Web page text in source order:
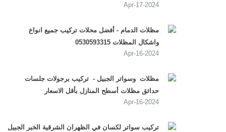
2024-Apr-17
مظلات الدمام - أفضل محلات تركيب جميع انواع
واشكال المظلات 0530593315
2024-Apr-16
مظلات وسواتر الجبيل - تركيب برجولات جلسات
حدائق مظلات أسطح المنازل بأقل الاسعار
2024-Apr-16
تركيب سواتر لكسان في الظهران الشرقية الخبر الجبيل